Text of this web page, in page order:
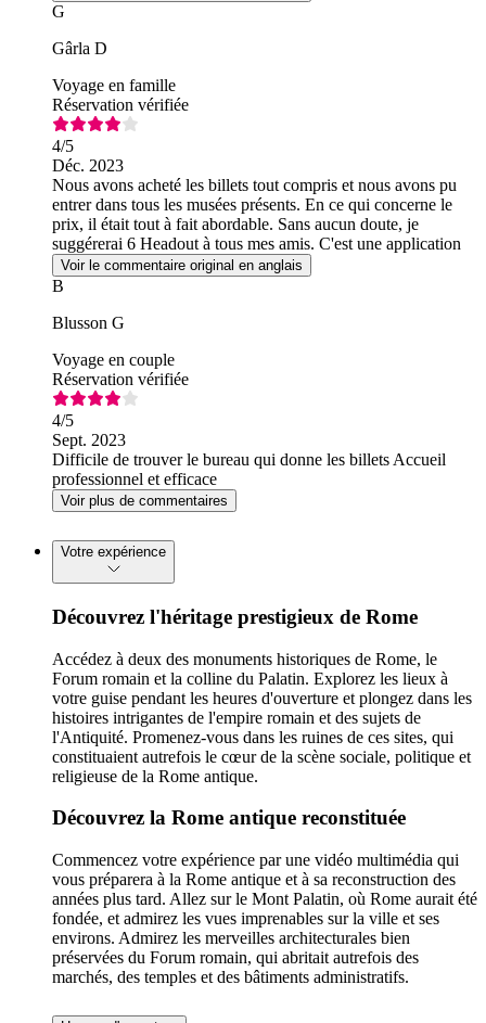
G
Gârla D
Voyage en famille
Réservation vérifiée
4/5
Déc. 2023
Nous avons acheté les billets tout compris et nous avons pu
entrer dans tous les musées présents. En ce qui concerne le
prix, il était tout à fait abordable. Sans aucun doute, je
suggérerai 6 Headout à tous mes amis. C'est une application
géniale.
Voir le commentaire original en anglais
B
Blusson G
Voyage en couple
Réservation vérifiée
4/5
Sept. 2023
Difficile de trouver le bureau qui donne les billets Accueil
professionnel et efficace
Voir plus de commentaires
Votre expérience
Découvrez l'héritage prestigieux de Rome
Accédez à deux des monuments historiques de Rome, le
Forum romain et la colline du Palatin. Explorez les lieux à
votre guise pendant les heures d'ouverture et plongez dans les
histoires intrigantes de l'empire romain et des sujets de
l'Antiquité. Promenez-vous dans les ruines de ces sites, qui
constituaient autrefois le cœur de la scène sociale, politique et
religieuse de la Rome antique.
Découvrez la Rome antique reconstituée
Commencez votre expérience par une vidéo multimédia qui
vous préparera à la Rome antique et à sa reconstruction des
années plus tard. Allez sur le Mont Palatin, où Rome aurait été
fondée, et admirez les vues imprenables sur la ville et ses
environs. Admirez les merveilles architecturales bien
préservées du Forum romain, qui abritait autrefois des
marchés, des temples et des bâtiments administratifs.